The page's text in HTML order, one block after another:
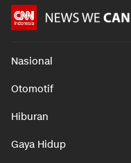
Nasional
Otomotif
Hiburan
Gaya Hidup